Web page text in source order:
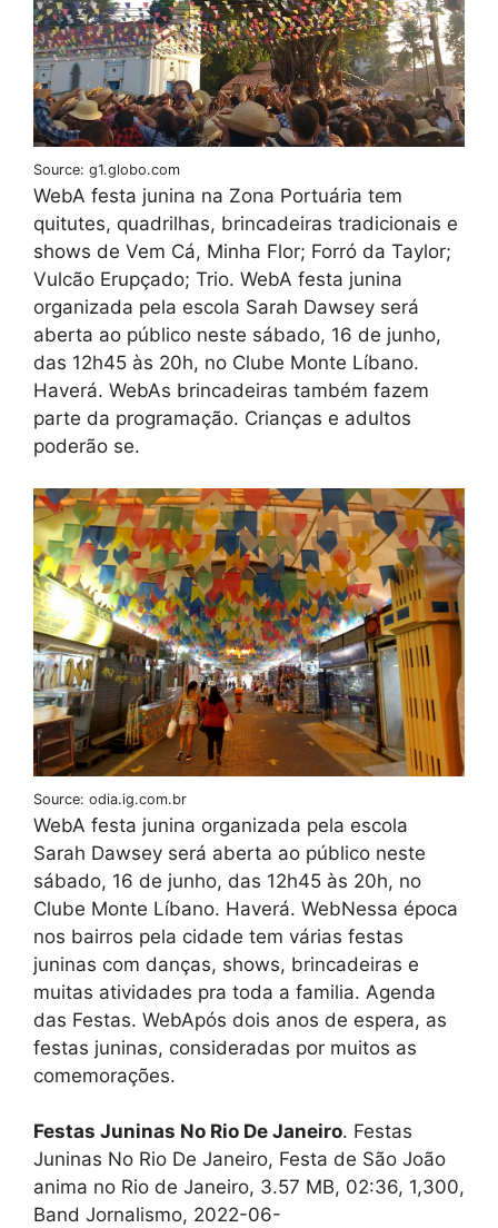
Source: g1.globo.com
WebA festa junina na Zona Portuária tem
quitutes, quadrilhas, brincadeiras tradicionais e
shows de Vem Cá, Minha Flor; Forró da Taylor;
Vulcão Erupçado; Trio. WebA festa junina
organizada pela escola Sarah Dawsey será
aberta ao público neste sábado, 16 de junho,
das 12h45 às 20h, no Clube Monte Líbano.
Haverá. WebAs brincadeiras também fazem
parte da programação. Crianças e adultos
poderão se.
Source: odia.ig.com.br
WebA festa junina organizada pela escola
Sarah Dawsey será aberta ao público neste
sábado, 16 de junho, das 12h45 às 20h, no
Clube Monte Líbano. Haverá. WebNessa época
nos bairros pela cidade tem várias festas
juninas com danças, shows, brincadeiras e
muitas atividades pra toda a familia. Agenda
das Festas. WebApós dois anos de espera, as
festas juninas, consideradas por muitos as
comemorações.
Festas Juninas No Rio De Janeiro. Festas
Juninas No Rio De Janeiro, Festa de São João
anima no Rio de Janeiro, 3.57 MB, 02:36, 1,300,
Band Jornalismo, 2022-06-